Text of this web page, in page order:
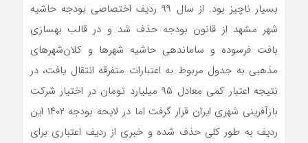
بسیار ناچیز بود. از سال ۹۹ ردیف اختصاصی بودجه حاشیه
شهر مشهد از قانون بودجه حذف شد و در قالب بهسازی
بافت فرسوده و ساماندهی حاشیه شهرها و کلان‌شهرهای
مذهبی به جدول مربوط به اعتبارات متفرقه انتقال‌ یافت، در
نتیجه اعتبار کمی معادل ۹۵ میلیارد تومان در اختیار شرکت
بازآفرینی شهری ایران قرار گرفت اما در لایحه بودجه ۱۴۰۲ این
ردیف به‌ طور کلی حذف‌ شده و خبری از ردیف اعتباری برای